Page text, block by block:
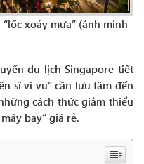
xoáy mưa” (ảnh minh
du lịch Singapore tiết
sĩ vi vu” cần lưu tâm đến
cách thức giảm thiểu
bay” giá rẻ.